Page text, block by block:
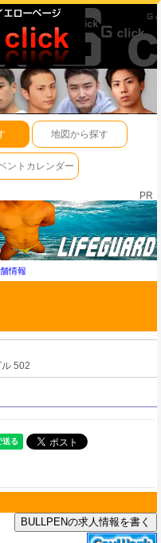
地図から探す
ントカレンダー
PR
情報
502
BULLPENの求人情報を書く